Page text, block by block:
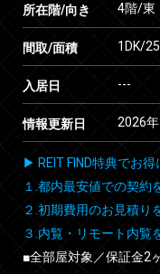
所在階/向き 4階/東
間取/面積 1DK/
入居日 ---
情報更新日 2026
▶ REIT FIND特典でお得
１.都内最安値での契約
２.初期費用のお見積り
３.内覧・リモート内覧
■全部屋対象／保証金2